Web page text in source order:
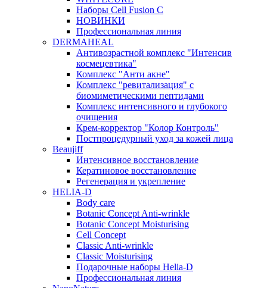
Наборы Cell Fusion C
НОВИНКИ
Профессиональная линия
DERMAHEAL
Антивозрастной комплекс "Интенсив
космецевтика"
Комплекс "Анти акне"
Комплекс "ревитализация" с
биомиметическими пептидами
Комплекс интенсивного и глубокого
очищения
Крем-корректор "Колор Контроль"
Постпроцедурный уход за кожей лица
Beaujiff
Интенсивное восстановление
Кератиновое восстановление
Регенерация и укрепление
HELIA-D
Body care
Botanic Concept Anti-wrinkle
Botanic Concept Moisturising
Cell Concept
Classic Anti-wrinkle
Classic Moisturising
Подарочные наборы Helia-D
Профессиональная линия